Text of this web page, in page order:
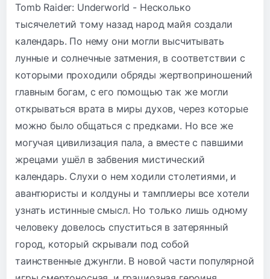
Tomb Raider: Underworld - Несколько
тысячелетий тому назад народ майя создали
календарь. По нему они могли высчитывать
лунные и солнечные затмения, в соответствии с
которыми проходили обряды жертвоприношений
главным богам, с его помощью так же могли
открываться врата в миры духов, через которые
можно было общаться с предками. Но все же
могучая цивилизация пала, а вместе с павшими
жрецами ушёл в забвения мистический
календарь. Слухи о нем ходили столетиями, и
авантюристы и колдуны и тамплиеры все хотели
узнать истинные смысл. Но только лишь одному
человеку довелось спуститься в затерянный
город, который скрывали под собой
таинственные джунгли. В новой части популярной